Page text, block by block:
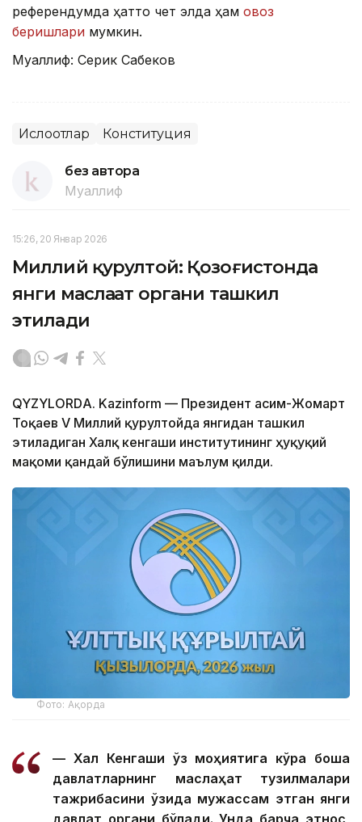
референдумда ҳатто чет элда ҳам овоз
беришлари мумкин.
Муаллиф: Серик Сабеков
Ислоҳотлар Конституция
без автора
Муаллиф
15:26, 20 Январ 2026
Миллий қурултой: Қозоғистонда
янги маслаҳат органи ташкил
этилади
QYZYLORDА. Kazinform — Президент Қасим-Жомарт
Тоқаев V Миллий қурултойда янгидан ташкил
этиладиган Халқ кенгаши институтининг ҳуқуқий
мақоми қандай бўлишини маълум қилди.
Фото: Ақорда
— Халқ Кенгаши ўз моҳиятига кўра бошқа
давлатларнинг маслаҳат тузилмалари
тажрибасини ўзида мужассам этган янги
давлат органи бўлади. Унда барча этнос,